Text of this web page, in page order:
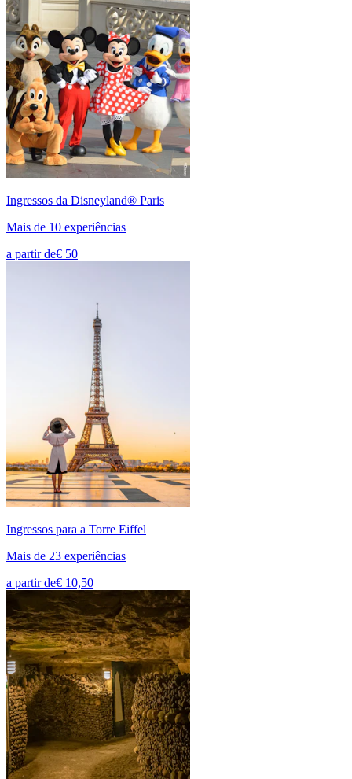
Ingressos da Disneyland® Paris
Mais de 10 experiências
a partir de€ 50
Ingressos para a Torre Eiffel
Mais de 23 experiências
a partir de€ 10,50